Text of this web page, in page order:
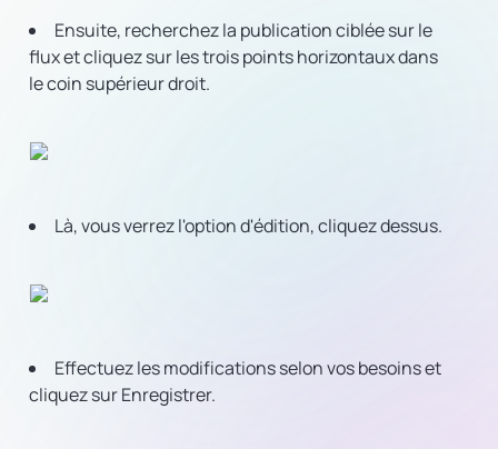
Ensuite, recherchez la publication ciblée sur le
flux et cliquez sur les trois points horizontaux dans
le coin supérieur droit.
Là, vous verrez l'option d'édition, cliquez dessus.
Effectuez les modifications selon vos besoins et
cliquez sur Enregistrer.